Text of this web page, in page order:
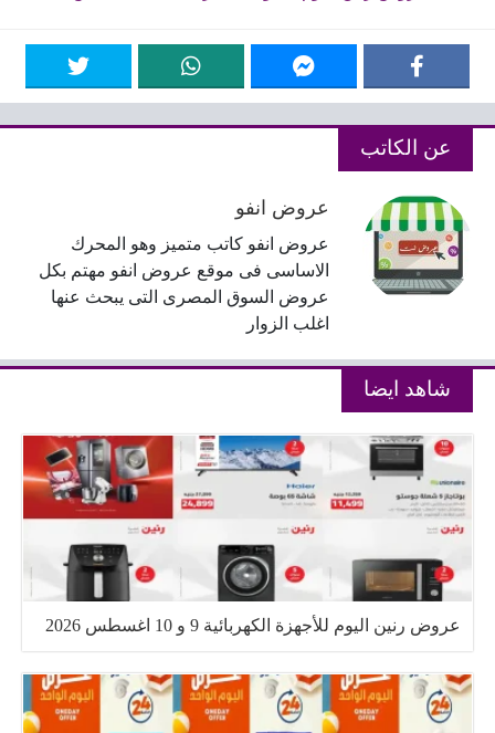
عن الكاتب
عروض انفو
عروض انفو كاتب متميز وهو المحرك
الاساسى فى موقع عروض انفو مهتم بكل
عروض السوق المصرى التى يبحث عنها
اغلب الزوار
شاهد ايضا
عروض رنين اليوم للأجهزة الكهربائية 9 و 10 اغسطس 2026